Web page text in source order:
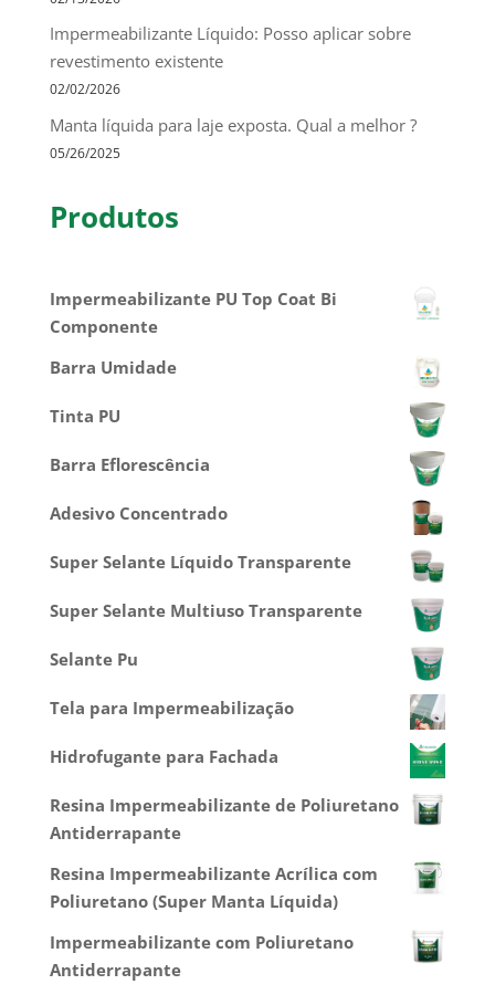
Impermeabilizante Líquido: Posso aplicar sobre
revestimento existente
02/02/2026
Manta líquida para laje exposta. Qual a melhor ?
05/26/2025
Produtos
Impermeabilizante PU Top Coat Bi
Componente
Barra Umidade
Tinta PU
Barra Eflorescência
Adesivo Concentrado
Super Selante Líquido Transparente
Super Selante Multiuso Transparente
Selante Pu
Tela para Impermeabilização
Hidrofugante para Fachada
Resina Impermeabilizante de Poliuretano
Antiderrapante
Resina Impermeabilizante Acrílica com
Poliuretano (Super Manta Líquida)
Impermeabilizante com Poliuretano
Antiderrapante